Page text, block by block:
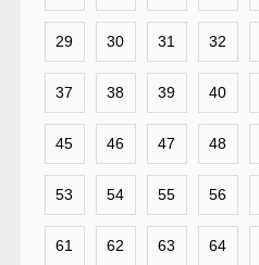
29 30 31 32
37 38 39 40
45 46 47 48
53 54 55 56
61 62 63 64